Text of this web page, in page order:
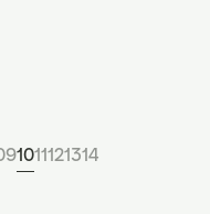
1011121314